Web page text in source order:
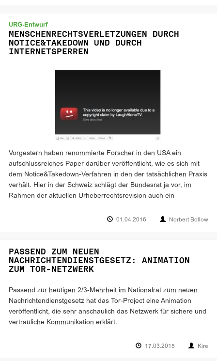
URG-Entwurf
MENSCHENRECHTSVERLETZUNGEN DURCH
NOTICE&TAKEDOWN UND DURCH
INTERNETSPERREN
Vorgestern haben renommierte Forscher in den USA ein
aufschlussreiches Paper darüber veröffentlicht, wie es sich mit
dem Notice&Takedown-Verfahren in den der tatsächlichen Praxis
verhält. Hier in der Schweiz schlägt der Bundesrat ja vor, im
Rahmen der aktuellen Urheberrechtsrevision auch ein
01.04.2016 Norbert Bollow
PASSEND ZUM NEUEN
NACHRICHTENDIENSTGESETZ: ANIMATION
ZUM TOR-NETZWERK
Passend zur heutigen 2/3-Mehrheit im Nationalrat zum neuen
Nachrichtendienstgesetz hat das Tor-Project eine Animation
veröffentlicht, die sehr anschaulich das Netzwerk für sichere und
vertrauliche Kommunikation erklärt.
17.03.2015 Kire